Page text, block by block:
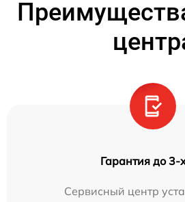
Гарантия до 3-
Сервисный центр